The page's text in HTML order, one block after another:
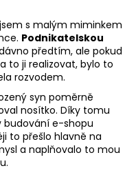
s malým miminkem
Podnikatelskou
předtím, ale pokud
to ji realizovat, bylo to
rozvodem.
syn poměrně
nosítko. Díky tomu
budování e-shopu
to přešlo hlavně na
a naplňovalo to mou